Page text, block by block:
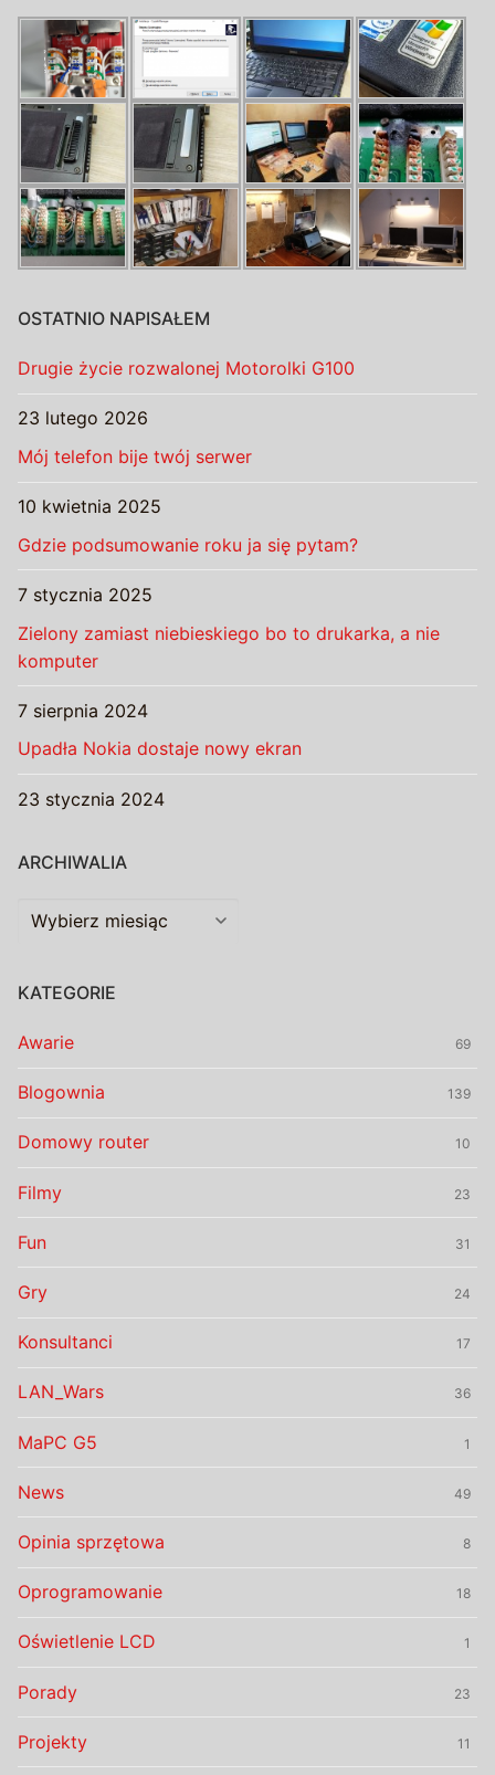
OSTATNIO NAPISAŁEM
Drugie życie rozwalonej Motorolki G100
23 lutego 2026
Mój telefon bije twój serwer
10 kwietnia 2025
Gdzie podsumowanie roku ja się pytam?
7 stycznia 2025
Zielony zamiast niebieskiego bo to drukarka, a nie
komputer
7 sierpnia 2024
Upadła Nokia dostaje nowy ekran
23 stycznia 2024
ARCHIWALIA
Archiwalia
KATEGORIE
Awarie 69
Blogownia 139
Domowy router 10
Filmy 23
Fun 31
Gry 24
Konsultanci 17
LAN_Wars 36
MaPC G5 1
News 49
Opinia sprzętowa 8
Oprogramowanie 18
Oświetlenie LCD 1
Porady 23
Projekty 11